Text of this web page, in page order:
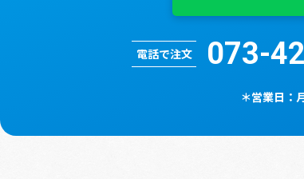
電話で注文 073-
＊営業⽇：